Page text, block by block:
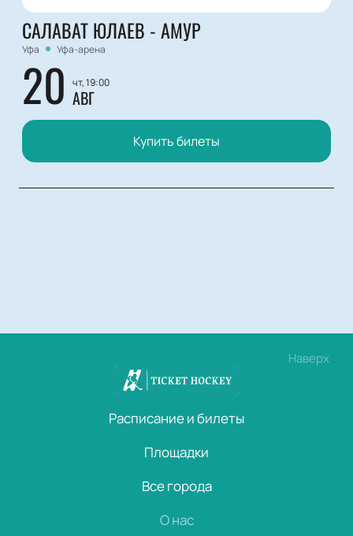
САЛАВАТ ЮЛАЕВ - АМУР
Уфа Уфа-арена
20 чт, 19:00
АВГ
Купить билеты
Наверх
Расписание и билеты
Площадки
Все города
О нас